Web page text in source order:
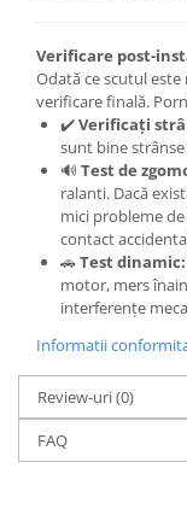
Echipamente
Generatoare
Genti si rucsacuri
Accesorii genti-
Genti de umar
Genti laptop
Genti schi si
Huse scaune auto
Instalatii electrice
Instalatii simple
Verificare post-
Odată ce scutul
verificare finală.
✔️Verificați
sunt bine
🔊 Test de
ralanti. Dacă
mici probleme
contact
🚗Test dinamic:
motor, mers
interferențe
Informatii
Review-uri(0)
FAQ